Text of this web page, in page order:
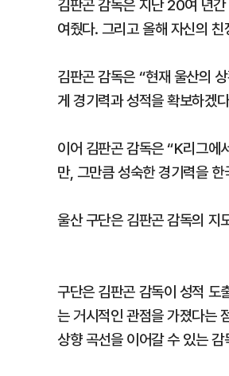
김판곤 감독은 지난 20여 년
여줬다. 그리고 올해 자신의
김판곤 감독은 “현재 울산의
게 경기력과 성적을 확보하겠
이어 김판곤 감독은 “K리그에
만, 그만큼 성숙한 경기력을
울산 구단은 김판곤 감독의 지
구단은 김판곤 감독이 성적 도
는 거시적인 관점을 가졌다는
상향 곡선을 이어갈 수 있는